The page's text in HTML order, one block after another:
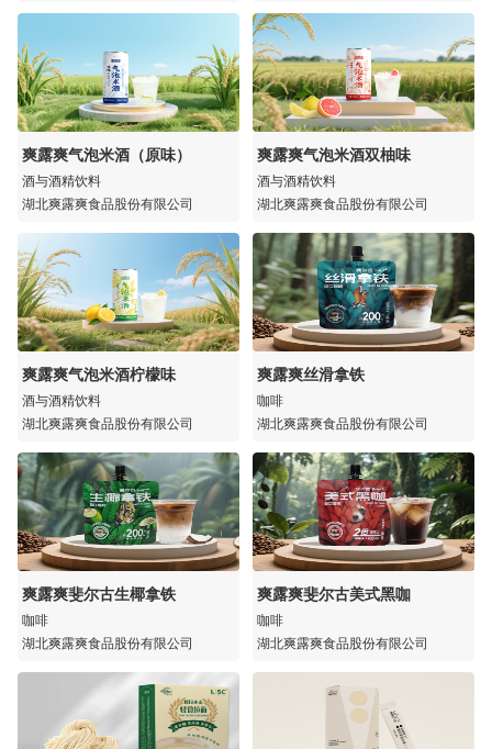
爽露爽气泡米酒（原味）
酒与酒精饮料
湖北爽露爽食品股份有限公司
爽露爽气泡米酒双柚味
酒与酒精饮料
湖北爽露爽食品股份有限公司
爽露爽气泡米酒柠檬味
酒与酒精饮料
湖北爽露爽食品股份有限公司
爽露爽丝滑拿铁
咖啡
湖北爽露爽食品股份有限公司
爽露爽斐尔古生椰拿铁
咖啡
湖北爽露爽食品股份有限公司
爽露爽斐尔古美式黑咖
咖啡
湖北爽露爽食品股份有限公司